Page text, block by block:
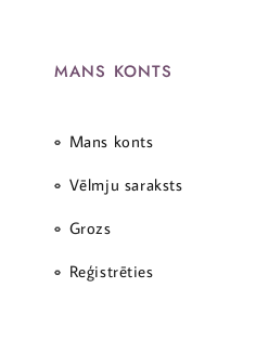
MANS KONTS
Mans konts
Vēlmju saraksts
Grozs
Reģistrēties